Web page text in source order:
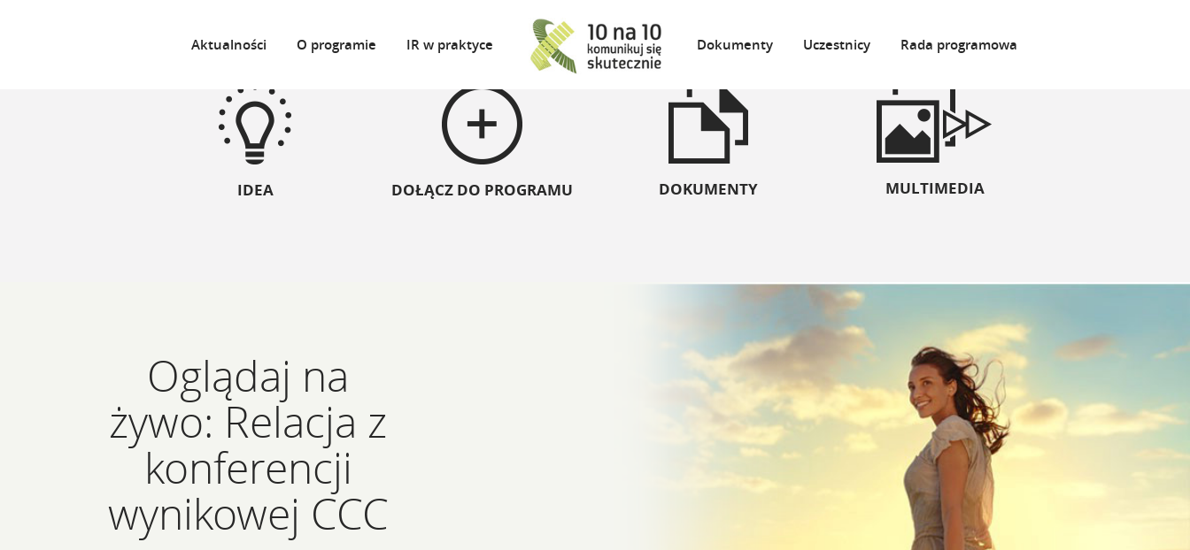
Aktualności O programie IR w praktyce Dokumenty Uczestnicy Rada programowa
IDEA DOŁĄCZ DO PROGRAMU DOKUMENTY MULTIMEDIA
Oglądaj na
żywo: Relacja z
konferencji
wynikowej CCC